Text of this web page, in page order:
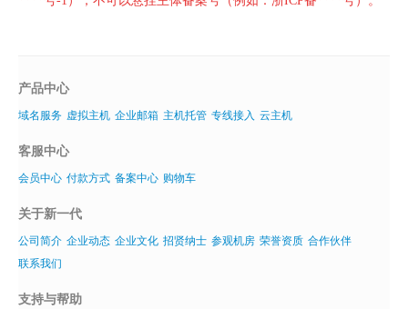
产品中心
域名服务 虚拟主机 企业邮箱 主机托管 专线接入 云主机
客服中心
会员中心 付款方式 备案中心 购物车
关于新一代
公司简介 企业动态 企业文化 招贤纳士 参观机房 荣誉资质 合作伙伴
联系我们
支持与帮助